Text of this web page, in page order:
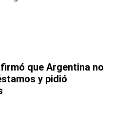
que Argentina no
y pidió